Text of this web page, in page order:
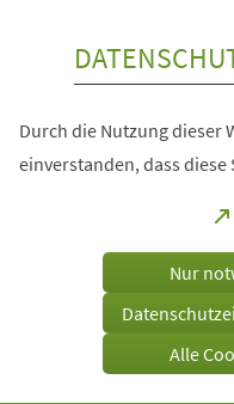
Durch die Nutzung dieser
einverstanden, dass diese
Nur
Alle